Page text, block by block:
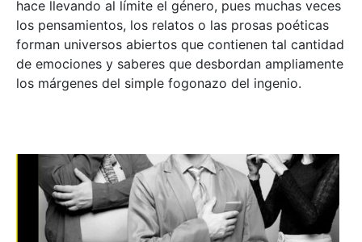
hace llevando al límite el género, pues muchas veces
los pensamientos, los relatos o las prosas poéticas
forman universos abiertos que contienen tal cantidad
de emociones y saberes que desbordan ampliamente
los márgenes del simple fogonazo del ingenio.